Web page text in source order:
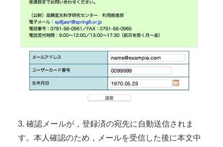
3. 確認メールが，登録済の宛先に自動送信されま
す。本人確認のため，メールを受信した後に本文中